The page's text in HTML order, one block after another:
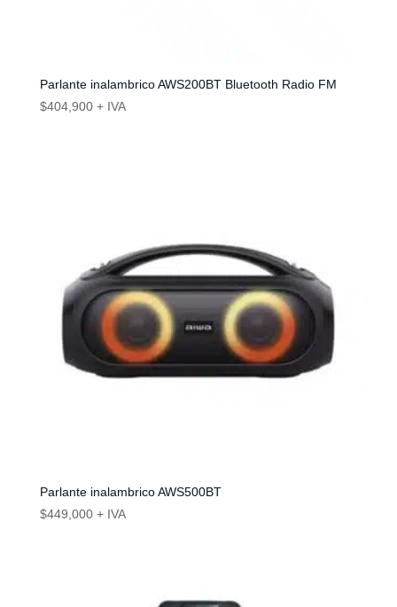
Parlante inalambrico AWS200BT Bluetooth Radio FM
$404,900 + IVA
Parlante inalambrico AWS500BT
$449,000 + IVA